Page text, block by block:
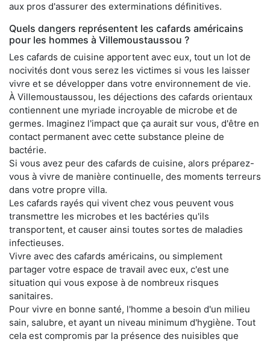
aux pros d'assurer des exterminations définitives.
Quels dangers représentent les cafards américains
pour les hommes à Villemoustaussou ?
Les cafards de cuisine apportent avec eux, tout un lot de
nocivités dont vous serez les victimes si vous les laisser
vivre et se développer dans votre environnement de vie.
À Villemoustaussou, les déjections des cafards orientaux
contiennent une myriade incroyable de microbe et de
germes. Imaginez l'impact que ça aurait sur vous, d'être en
contact permanent avec cette substance pleine de
bactérie.
Si vous avez peur des cafards de cuisine, alors préparez-
vous à vivre de manière continuelle, des moments terreurs
dans votre propre villa.
Les cafards rayés qui vivent chez vous peuvent vous
transmettre les microbes et les bactéries qu'ils
transportent, et causer ainsi toutes sortes de maladies
infectieuses.
Vivre avec des cafards américains, ou simplement
partager votre espace de travail avec eux, c'est une
situation qui vous expose à de nombreux risques
sanitaires.
Pour vivre en bonne santé, l'homme a besoin d'un milieu
sain, salubre, et ayant un niveau minimum d'hygiène. Tout
cela est compromis par la présence des nuisibles que